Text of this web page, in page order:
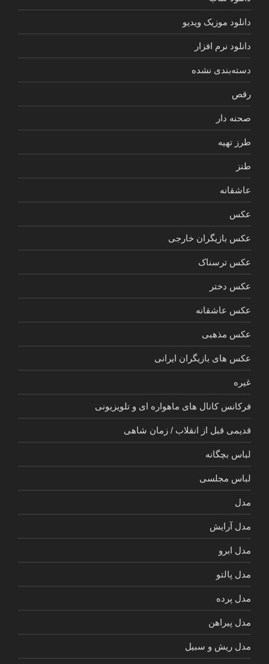
دانلود موزیک ویدیو
دانلود نرم افزار
دسته‌بندی نشده
رقص
صحنه دار
طرز تهیه
طنز
عاشقانه
عکس
عکس بازیگران خارجی
عکس ترسناک
عکس دختر
عکس عاشقانه
عکس مذهبی
عکس های بازیگران ایرانی
غیره
فرکانس کانال های ماهواره ای و تلویزیونی
قدیمی قبل از انقلاب / زمان شاهی
لباس بچگانه
لباس مجلسی
مدل
مدل آرایش
مدل ابرو
مدل پالتو
مدل پرده
مدل پیراهن
مدل ریش و سبیل